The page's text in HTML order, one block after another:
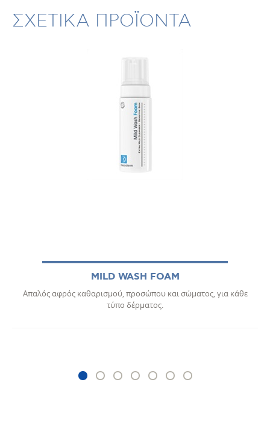
ΣΧΕΤΙΚΑ ΠΡΟΪΟΝΤΑ
MILD WASH FOAM
Απαλός αφρός καθαρισμού, προσώπου και σώματος, για κάθε
τύπο δέρματος.